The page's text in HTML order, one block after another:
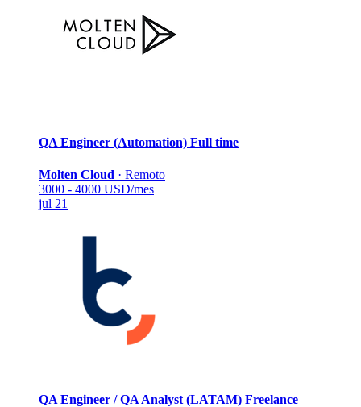
QA Engineer (Automation) Full time
Molten Cloud · Remoto
3000 - 4000 USD/mes
jul 21
QA Engineer / QA Analyst (LATAM) Freelance